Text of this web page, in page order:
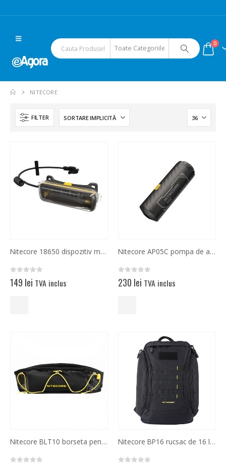
0
NITECORE
FILTER
Nitecore 18650 dispozitiv multifunctional carcasa de extensie
0 out of 5
149 lei TVA inclus
Nitecore AP05C pompa de aer electrica portabila
0 out of 5
230 lei TVA inclus
Nitecore BLT10 borseta pentru sportivi, sticla inclusa Nitecore BP16 rucsac de 16 litri compartiment izolat